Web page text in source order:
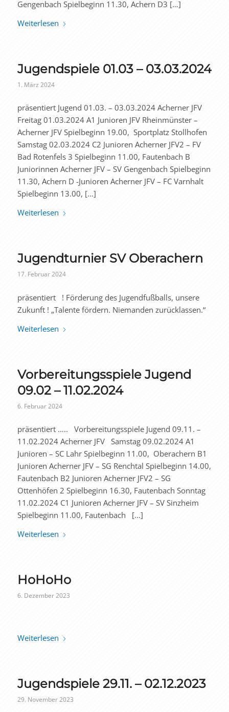
Gengenbach Spielbeginn 11.30, Achern D3 […]
Weiterlesen
Jugendspiele 01.03 – 03.03.2024
1. März 2024
präsentiert Jugend 01.03. – 03.03.2024 Acherner JFV
Freitag 01.03.2024 A1 Junioren JFV Rheinmünster –
Acherner JFV Spielbeginn 19.00, Sportplatz Stollhofen
Samstag 02.03.2024 C2 Junioren Acherner JFV2 – FV
Bad Rotenfels 3 Spielbeginn 11.00, Fautenbach B
Juniorinnen Acherner JFV – SV Gengenbach Spielbeginn
11.30, Achern D -Junioren Acherner JFV – FC Varnhalt
Spielbeginn 13.00, […]
Weiterlesen
Jugendturnier SV Oberachern
17. Februar 2024
präsentiert ! Förderung des Jugendfußballs, unsere
Zukunft ! „Talente fördern. Niemanden zurücklassen.“
Weiterlesen
Vorbereitungsspiele Jugend
09.02 – 11.02.2024
6. Februar 2024
präsentiert ….. Vorbereitungsspiele Jugend 09.11. –
11.02.2024 Acherner JFV Samstag 09.02.2024 A1
Junioren – SC Lahr Spielbeginn 11.00, Oberachern B1
Junioren Acherner JFV – SG Renchtal Spielbeginn 14.00,
Fautenbach B2 Junioren Acherner JFV2 – SG
Ottenhöfen 2 Spielbeginn 16.30, Fautenbach Sonntag
11.02.2024 C1 Junioren Acherner JFV – SV Sinzheim
Spielbeginn 11.00, Fautenbach […]
Weiterlesen
HoHoHo
6. Dezember 2023
Weiterlesen
Jugendspiele 29.11. – 02.12.2023
29. November 2023